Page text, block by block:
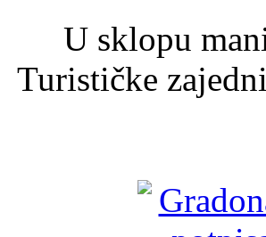
U sklopu
Turističke